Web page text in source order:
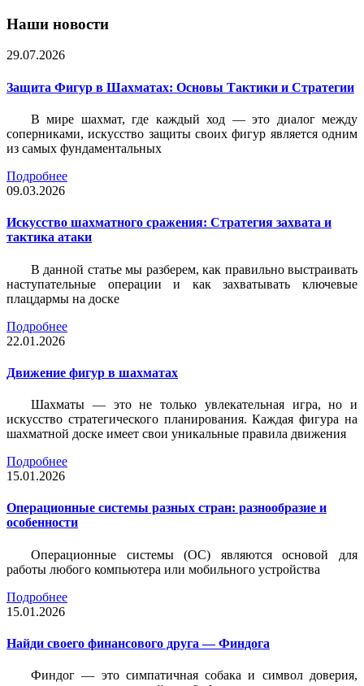
Наши новости
29.07.2026
Защита Фигур в Шахматах: Основы Тактики и Стратегии
В мире шахмат, где каждый ход — это диалог между
соперниками, искусство защиты своих фигур является одним
из самых фундаментальных
Подробнее
09.03.2026
Искусство шахматного сражения: Стратегия захвата и
тактика атаки
В данной статье мы разберем, как правильно выстраивать
наступательные операции и как захватывать ключевые
плацдармы на доске
Подробнее
22.01.2026
Движение фигур в шахматах
Шахматы — это не только увлекательная игра, но и
искусство стратегического планирования. Каждая фигура на
шахматной доске имеет свои уникальные правила движения
Подробнее
15.01.2026
Операционные системы разных стран: разнообразие и
особенности
Операционные системы (ОС) являются основой для
работы любого компьютера или мобильного устройства
Подробнее
15.01.2026
Найди своего финансового друга — Финдога
Финдог — это симпатичная собака и символ доверия,